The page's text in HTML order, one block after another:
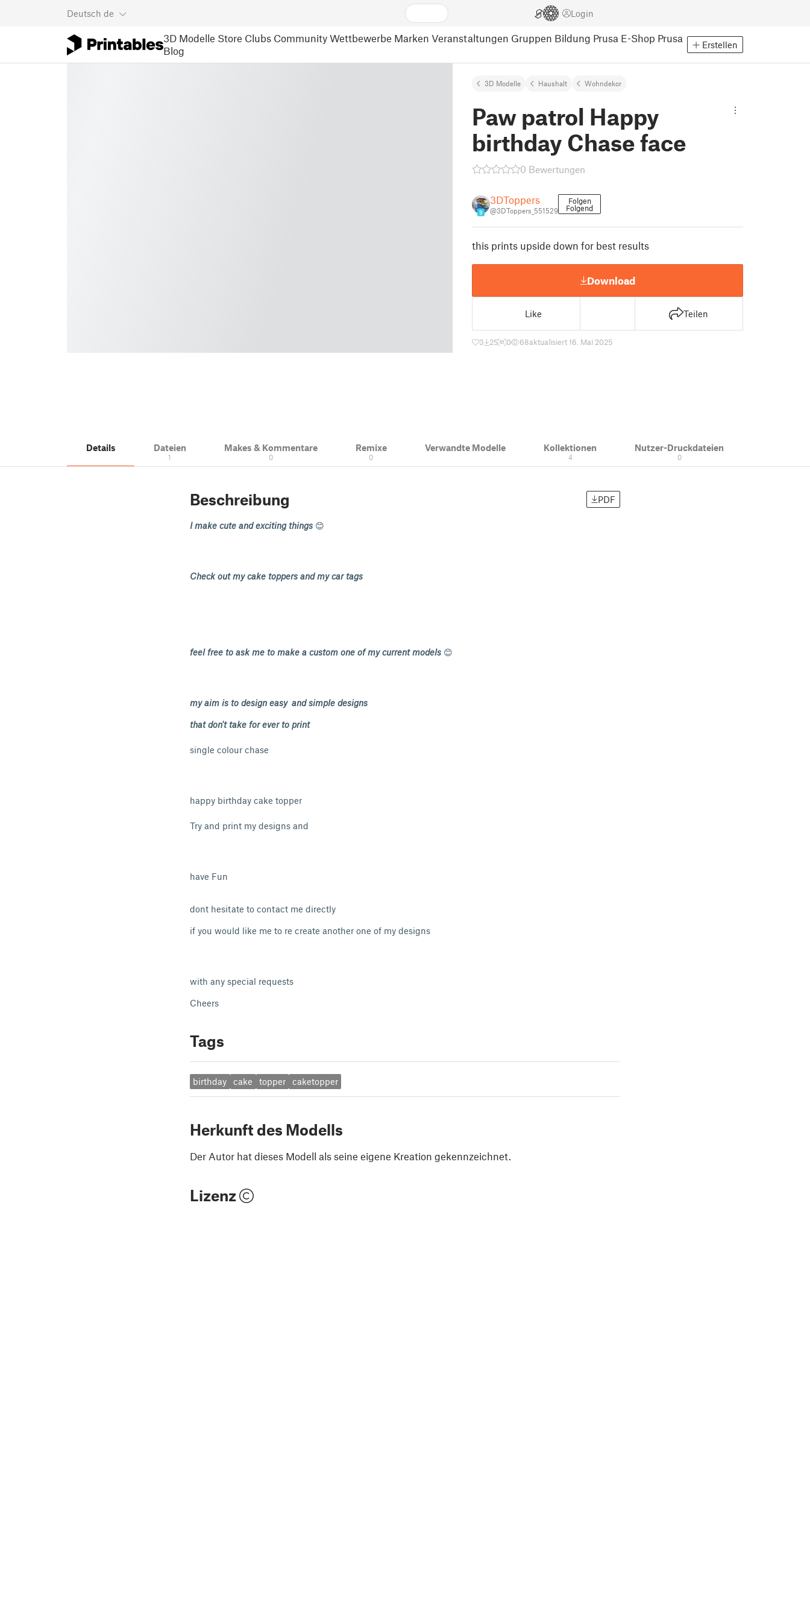
Deutsch de Login
3D Modelle Store Clubs Community Wettbewerbe Marken Veranstaltungen Gruppen Bildung Prusa E-Shop Prusa
Blog
Erstellen
3D Modelle Haushalt Wohndekor
Paw patrol Happy
birthday Chase face
0 Bewertungen
9
3DToppers
@3DToppers_551529
Folgen
Folgend
this prints upside down for best results
Download
Like Teilen
3 25 0 68aktualisiert 16. Mai 2025
Details Dateien
1
Makes & Kommentare
0
Remixe
0
Verwandte Modelle Kollektionen
4
Nutzer-Druckdateien
0
Beschreibung PDF
I make cute and exciting things 😊
Check out my cake toppers and my car tags
feel free to ask me to make a custom one of my current models 😊
my aim is to design easy and simple designs
that don't take for ever to print
single colour chase
happy birthday cake topper
Try and print my designs and
have Fun
dont hesitate to contact me directly
if you would like me to re create another one of my designs
with any special requests
Cheers
Tags
birthday cake topper caketopper
Herkunft des Modells
Der Autor hat dieses Modell als seine eigene Kreation gekennzeichnet.
Lizenz